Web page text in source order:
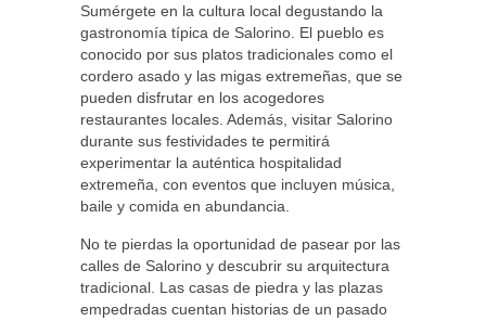
Sumérgete en la cultura local degustando la
gastronomía típica de Salorino. El pueblo es
conocido por sus platos tradicionales como el
cordero asado y las migas extremeñas, que se
pueden disfrutar en los acogedores
restaurantes locales. Además, visitar Salorino
durante sus festividades te permitirá
experimentar la auténtica hospitalidad
extremeña, con eventos que incluyen música,
baile y comida en abundancia.
No te pierdas la oportunidad de pasear por las
calles de Salorino y descubrir su arquitectura
tradicional. Las casas de piedra y las plazas
empedradas cuentan historias de un pasado